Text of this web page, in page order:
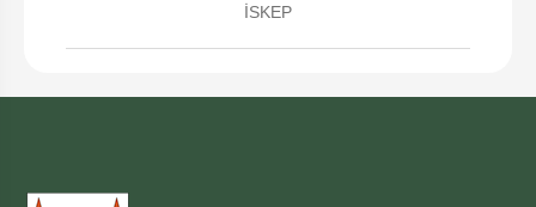
İSKEP